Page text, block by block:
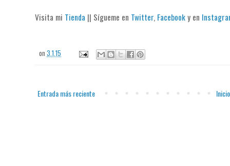
Visita mi Tienda || Sígueme en Twitter, Facebooky en
on3.1.15
Entrada más reciente Inicio